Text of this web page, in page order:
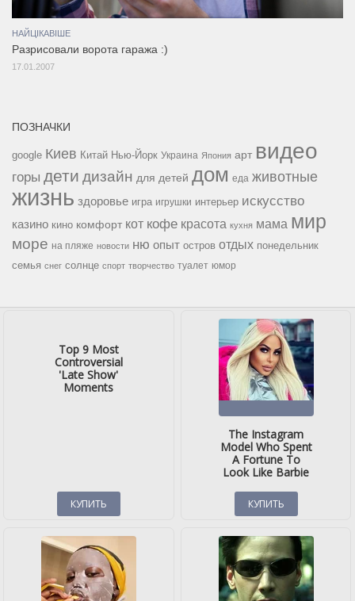
НАЙЦІКАВІШЕ
Разрисовали ворота гаража :)
17.01.2007
ПОЗНАЧКИ
google Киев Китай Нью-Йорк Украина Япония арт видео
горы дети дизайн для детей дом еда животные
жизнь здоровье игра игрушки интерьер искусство
казино кино комфорт кот кофе красота кухня мама мир
море на пляже новости ню опыт остров отдых понедельник
семья снег солнце спорт творчество туалет юмор